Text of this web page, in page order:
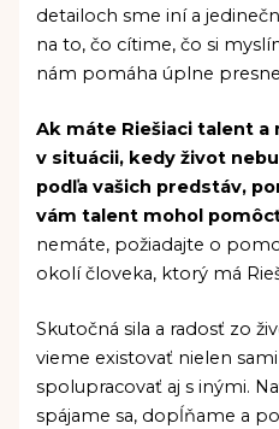
detailoch sme iní a
na to, čo cítime, čo si
nám pomáha úplne
Ak máte Riešiaci talent
v situácii, kedy život
podľa vašich predstáv,
vám talent mohol
nemáte, požiadajte o
okolí človeka, ktorý má
Skutočná sila a radosť zo
vieme existovať nielen
spolupracovať aj s inými.
spájame sa, dopĺňame a